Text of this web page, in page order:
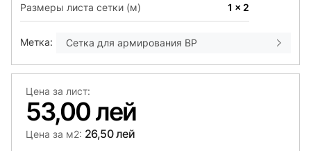
Размеры листа сетки (м) 1 x 2
Метка: Сетка для армирования ВР
Цена за лист:
53,00 лей
Цена за м2: 26,50 лей